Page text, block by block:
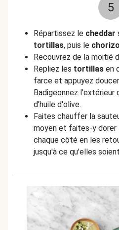
5
Répartissez le cheddar
tortillas, puis le chorizo
Recouvrez de la moitié
Repliez les tortillas en
farce et appuyez
Badigeonnez l'extérieur
d'huile d'olive.
Faites chauffer la
moyen et faites-y dorer
chaque côté en les
jusqu'à ce qu'elles